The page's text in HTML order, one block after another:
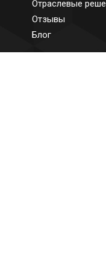
Отраслевые
Отзывы
Блог